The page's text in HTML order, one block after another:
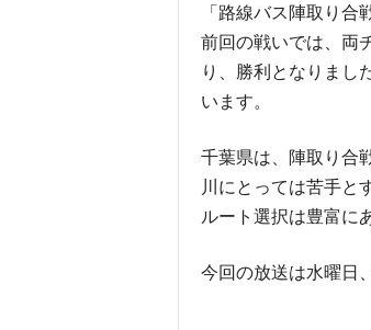
「路線バス陣取り合
前回の戦いでは、両
り、勝利となりまし
います。
千葉県は、陣取り合
川にとっては苦手と
ルート選択は豊富に
今回の放送は水曜日